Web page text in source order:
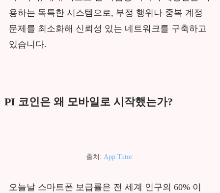
용하는 독특한 시스템으로, 부정 행위나 중복 계정
문제를 최소화해 신뢰성 있는 네트워크를 구축하고
있습니다.
PI 코인은 왜 모바일로 시작했는가?
출처: App Tutor
오늘날 스마트폰 보급률은 전 세계 인구의 60% 이